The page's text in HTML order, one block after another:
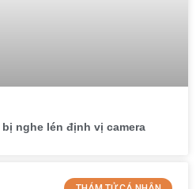
nghe lén định vị camera